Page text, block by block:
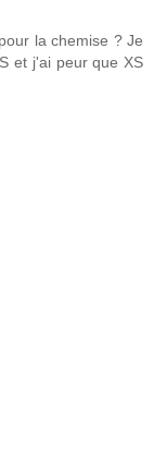
la chemise ? Je
et j'ai peur que XS